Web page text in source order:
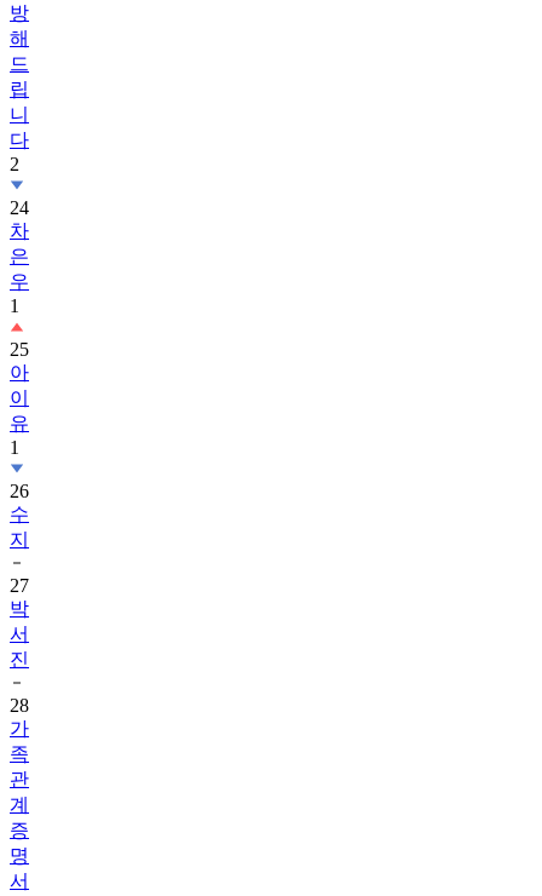
방
해
드
립
니
다
2
24
차
은
우
1
25
아
이
유
1
26
수
지
27
박
서
진
28
가
족
관
계
증
명
서